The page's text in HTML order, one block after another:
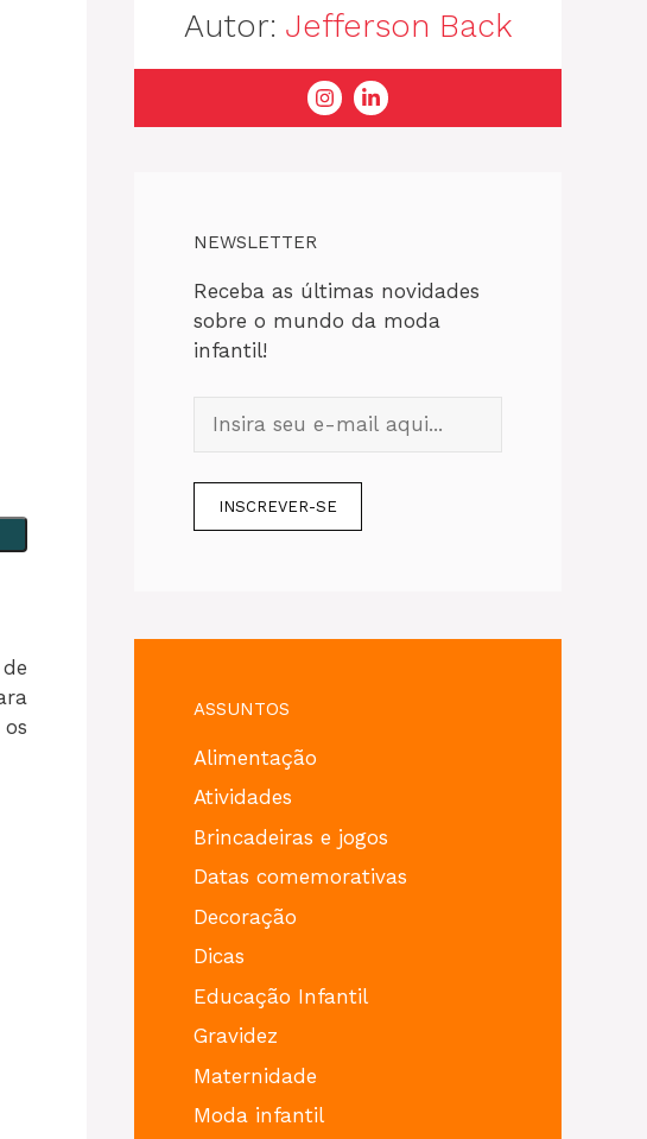
Autor: Jefferson Back
NEWSLETTER
Receba as últimas novidades
sobre o mundo da moda
infantil!
ASSUNTOS
Alimentação
Atividades
Brincadeiras e jogos
Datas comemorativas
Decoração
Dicas
Educação Infantil
Gravidez
Maternidade
Moda infantil